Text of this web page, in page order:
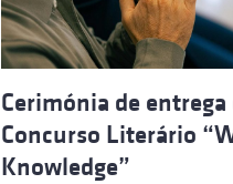
Cerimónia de
Concurso Literário
Knowledge”